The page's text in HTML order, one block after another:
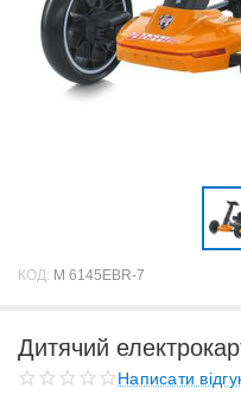
КОД: M 6145EBR-7
Дитячий
Написати